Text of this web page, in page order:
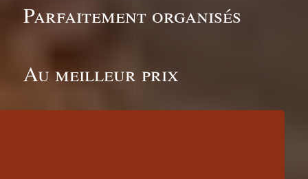
Parfaitement organisés
Au meilleur prix